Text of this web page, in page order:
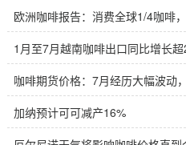
加纳预计可可减产16%